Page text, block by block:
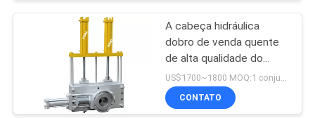
Linha de lavagem
plástica
A cabeça hidráulica
dobro de venda quente
de alta qualidade do
molde de China
240MM*240MM sceen
o cambiador
CONTATO